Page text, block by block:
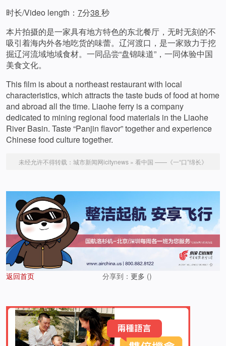
时长/Video length： 7分38 秒
本片拍摄的是一家具有地方特色的东北餐厅，无时无刻的不
吸引着海内外各地吃货的味蕾。辽河渡口，是一家致力于挖
掘辽河流域地域食材。一同品尝“盘锦味道”，一同体验中国
美食文化。
This film is about a northeast restaurant with local
characteristics, which attracts the taste buds of food at home
and abroad all the time. Liaohe ferry is a company
dedicated to mining regional food materials in the Liaohe
River Basin. Taste “Panjin flavor” together and experience
Chinese food culture together.
未经允许不得转载： 城市新闻网icitynews » 看中国 ——《一“口”绵长》
返回首页 分享到： 更多 ()